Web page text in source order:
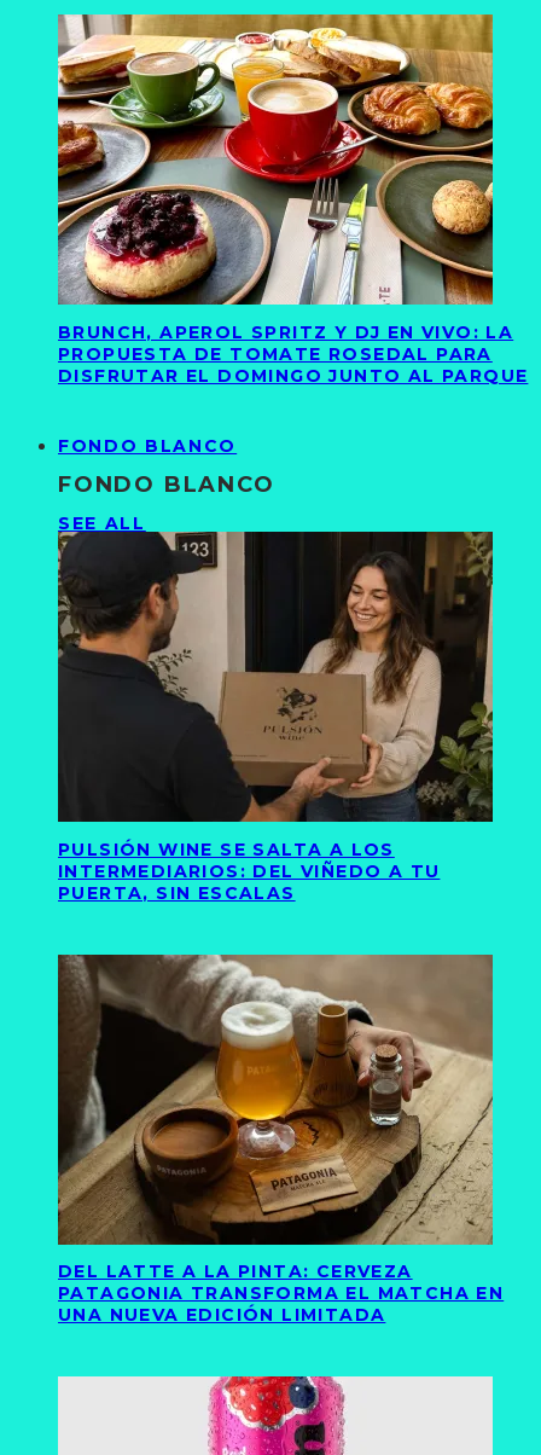
BRUNCH, APEROL SPRITZ Y DJ EN VIVO: LA
PROPUESTA DE TOMATE ROSEDAL PARA
DISFRUTAR EL DOMINGO JUNTO AL PARQUE
FONDO BLANCO
FONDO BLANCO
SEE ALL
PULSIÓN WINE SE SALTA A LOS
INTERMEDIARIOS: DEL VIÑEDO A TU
PUERTA, SIN ESCALAS
DEL LATTE A LA PINTA: CERVEZA
PATAGONIA TRANSFORMA EL MATCHA EN
UNA NUEVA EDICIÓN LIMITADA